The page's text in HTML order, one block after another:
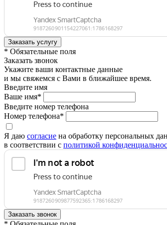
* Обязательные поля
Заказать звонок
Укажите ваши контактные данные
и мы свяжемся с Вами в ближайшее время.
Введите имя
Ваше имя*
Введите номер телефона
Номер телефона*
Я даю согласие на обработку персональных
в соответствии с политикой